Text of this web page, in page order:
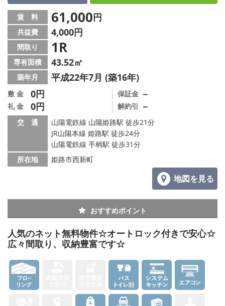
地域から探す
地図から探す
スタッフ紹介
スタッフ募集中
店舗情報·アクセス
メールでお問い合わせ
賃 料 61,000円
共益費 4,000円
間取り 1R
専有面積 43.52㎡
築年月 平成22年7月 (築16年)
敷 金 0円
礼 金 0円
保証金 －
解約引 －
交 通
山陽電鉄線 山陽姫路駅 徒歩21分
JR山陽本線 姫路駅 徒歩24分
山陽電鉄線 手柄駅 徒歩31分
所在地
姫路市西新町
地図を見る
おすすめポイント
人気のネット無料物件☆オートロック付きで安心☆
広々間取り、収納豊富です☆